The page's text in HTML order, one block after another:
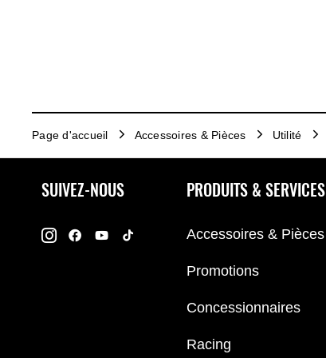
Page d'accueil Accessoires & Pièces Utilité
SUIVEZ-NOUS PRODUITS & SERVICES
Accessoires & Pièces
Promotions
Concessionnaires
Racing